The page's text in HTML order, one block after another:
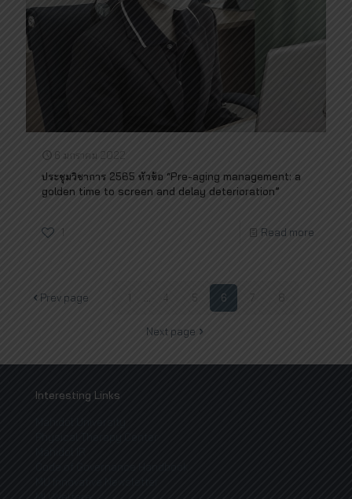
6 มกราคม 2022
ประชุมวิชาการ 2565 หัวข้อ “Pre-aging management: a
golden time to screen and delay deterioration”
Read more
Prev page 1 ... 4 5 6 7 8
Next page
Interesting Links